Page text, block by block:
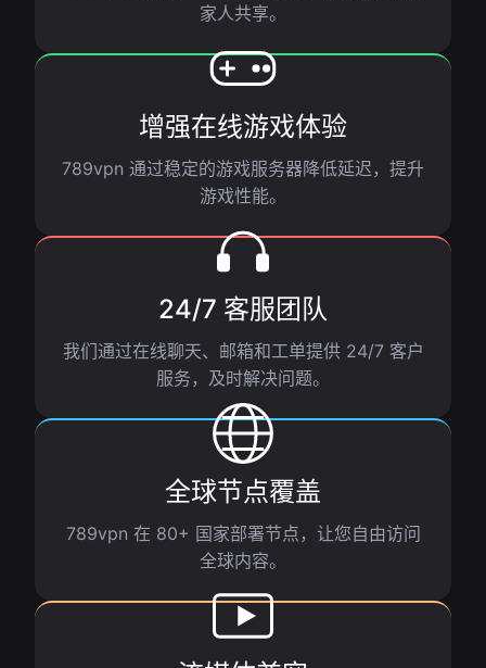
家人共享。
增强在线游戏体验
789vpn 通过稳定的游戏服务器降低延迟，提升
游戏性能。
24/7 客服团队
我们通过在线聊天、邮箱和工单提供 24/7 客户
服务，及时解决问题。
全球节点覆盖
789vpn 在 80+ 国家部署节点，让您自由访问
全球内容。